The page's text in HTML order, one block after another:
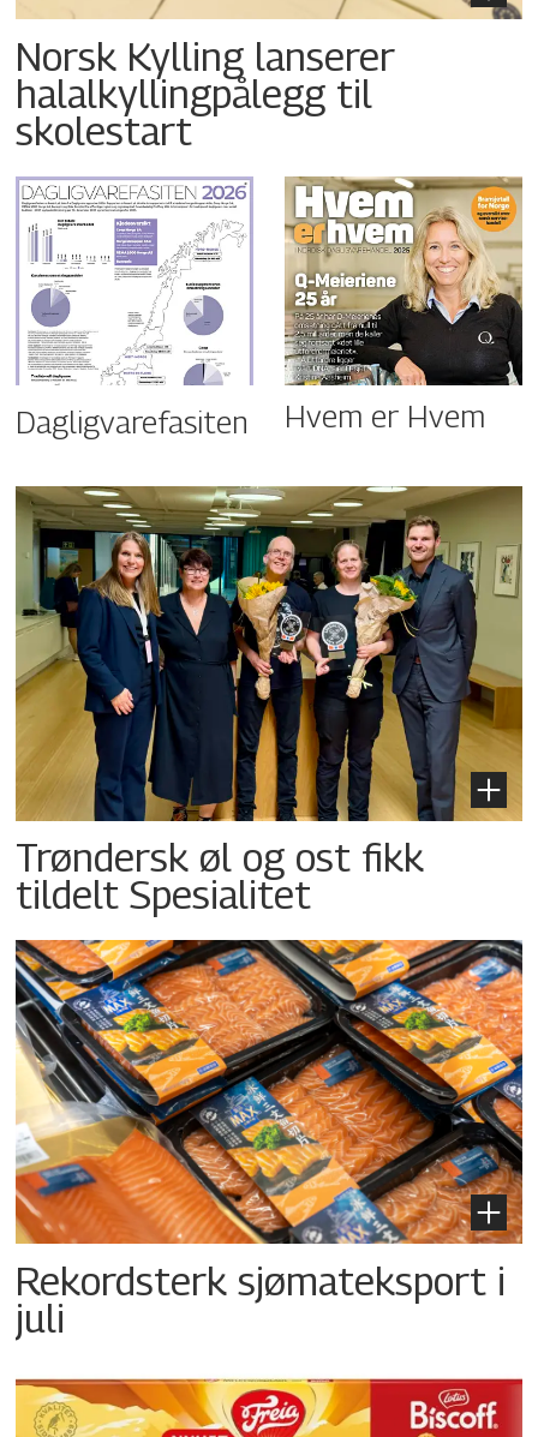
Norsk Kylling lanserer
halalkyllingpålegg til
skolestart
Dagligvarefasiten Hvem er Hvem
Trøndersk øl og ost fikk
tildelt Spesialitet
Rekordsterk sjømateksport i
juli